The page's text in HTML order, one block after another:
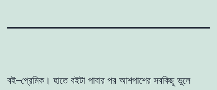
বই–প্রেমিক। হাতে বইটা পাবার পর আশপাশের সবকিছু ভুলে